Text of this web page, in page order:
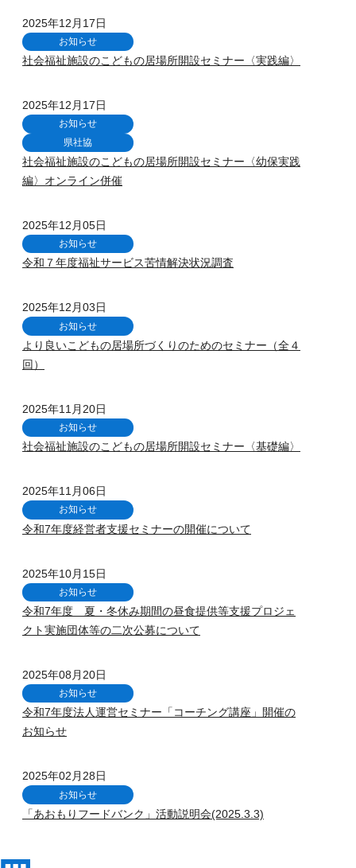
2025年12月17日
お知らせ
社会福祉施設のこどもの居場所開設セミナー〈実践編〉
2025年12月17日
お知らせ
県社協
社会福祉施設のこどもの居場所開設セミナー〈幼保実践
編〉オンライン併催
2025年12月05日
お知らせ
令和７年度福祉サービス苦情解決状況調査
2025年12月03日
お知らせ
より良いこどもの居場所づくりのためのセミナー（全４
回）
2025年11月20日
お知らせ
社会福祉施設のこどもの居場所開設セミナー〈基礎編〉
2025年11月06日
お知らせ
令和7年度経営者支援セミナーの開催について
2025年10月15日
お知らせ
令和7年度 夏・冬休み期間の昼食提供等支援プロジェ
クト実施団体等の二次公募について
2025年08月20日
お知らせ
令和7年度法人運営セミナー「コーチング講座」開催の
お知らせ
2025年02月28日
お知らせ
「あおもりフードバンク」活動説明会(2025.3.3)